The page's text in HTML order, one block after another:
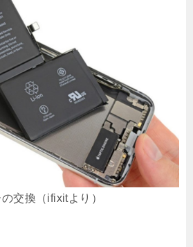
交換（ifixitより）